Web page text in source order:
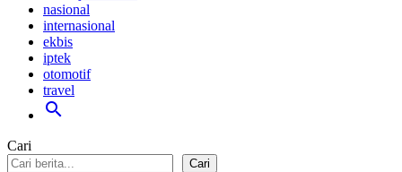
nasional
internasional
ekbis
iptek
otomotif
travel
search
Cari
Cari